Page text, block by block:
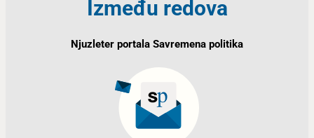
Između redova
Njuzleter portala Savremena politika